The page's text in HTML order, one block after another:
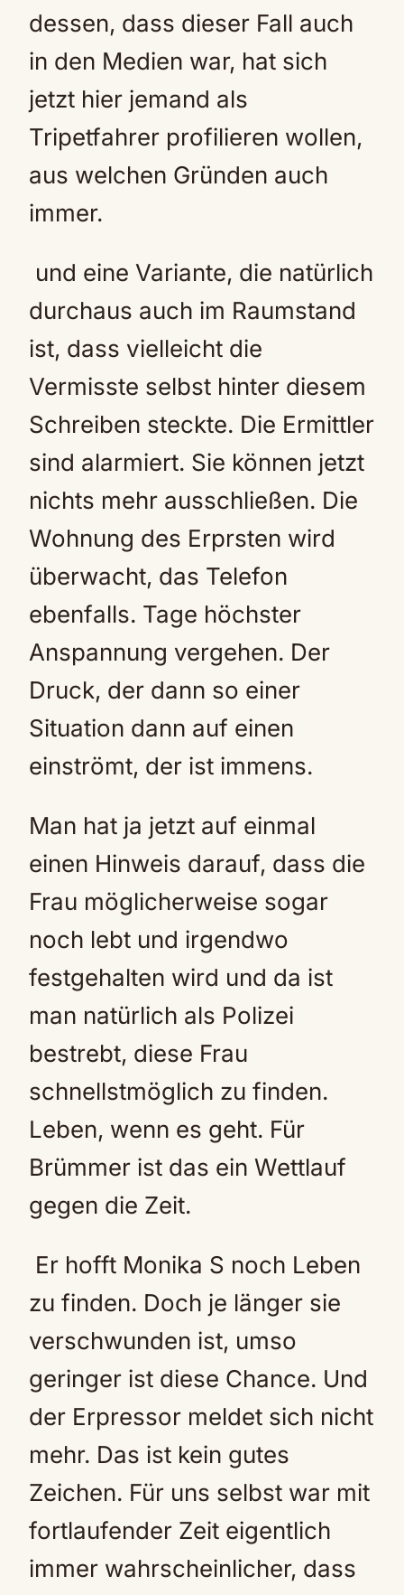
dessen, dass dieser Fall auch
in den Medien war, hat sich
jetzt hier jemand als
Tripetfahrer profilieren wollen,
aus welchen Gründen auch
immer.
und eine Variante, die natürlich
durchaus auch im Raumstand
ist, dass vielleicht die
Vermisste selbst hinter diesem
Schreiben steckte. Die Ermittler
sind alarmiert. Sie können jetzt
nichts mehr ausschließen. Die
Wohnung des Erprsten wird
überwacht, das Telefon
ebenfalls. Tage höchster
Anspannung vergehen. Der
Druck, der dann so einer
Situation dann auf einen
einströmt, der ist immens.
Man hat ja jetzt auf einmal
einen Hinweis darauf, dass die
Frau möglicherweise sogar
noch lebt und irgendwo
festgehalten wird und da ist
man natürlich als Polizei
bestrebt, diese Frau
schnellstmöglich zu finden.
Leben, wenn es geht. Für
Brümmer ist das ein Wettlauf
gegen die Zeit.
Er hofft Monika S noch Leben
zu finden. Doch je länger sie
verschwunden ist, umso
geringer ist diese Chance. Und
der Erpressor meldet sich nicht
mehr. Das ist kein gutes
Zeichen. Für uns selbst war mit
fortlaufender Zeit eigentlich
immer wahrscheinlicher, dass